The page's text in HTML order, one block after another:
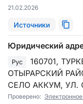
21.02.2026
Источники
Юридический
Рус
160701,
ОТЫРАРСКИЙ
СЕЛО АККУМ, УЛ.
Проверено: